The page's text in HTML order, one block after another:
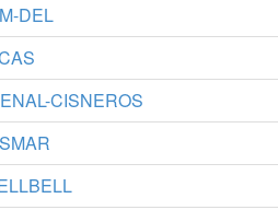
DEL
CISNEROS